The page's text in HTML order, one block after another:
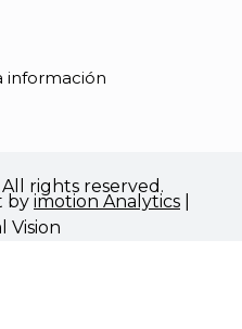
información
rights reserved.
by imotion Analytics
Vision